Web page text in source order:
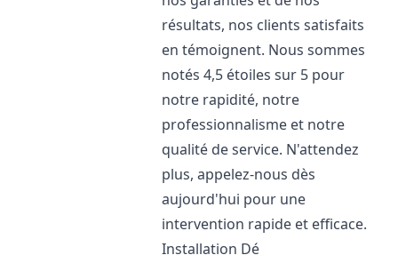
résultats, nos clients satisfaits
en témoignent. Nous sommes
notés 4,5 étoiles sur 5 pour
notre rapidité, notre
professionnalisme et notre
qualité de service. N'attendez
plus, appelez-nous dès
aujourd'hui pour une
intervention rapide et efficace.
Installation Dé